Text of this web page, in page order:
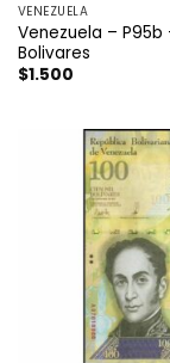
VENEZUELA
Venezuela – P95b
Bolivares
$1.500